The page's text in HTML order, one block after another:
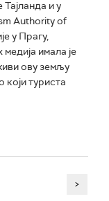
и у
Authority of
у Прагу,
медија имала је
ову земљу
који туриста
>